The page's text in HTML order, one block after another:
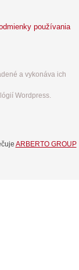
používania
a vykonáva ich
Wordpress.
ARBERTO GROUP